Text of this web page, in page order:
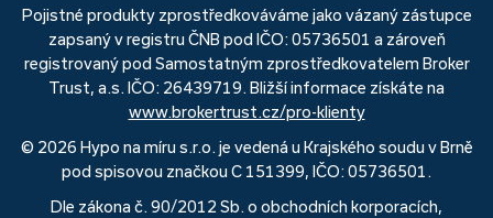
Pojistné produkty zprostředkováváme jako vázaný zástupce
zapsaný v registru ČNB pod IČO: 05736501 a zároveň
registrovaný pod Samostatným zprostředkovatelem Broker
Trust, a.s. IČO: 26439719. Bližší informace získáte na
www.brokertrust.cz/pro-klienty
© 2026 Hypo na míru s.r.o. je vedená u Krajského soudu v Brně
pod spisovou značkou C 151399, IČO: 05736501.
Dle zákona č. 90/2012 Sb. o obchodních korporacích,